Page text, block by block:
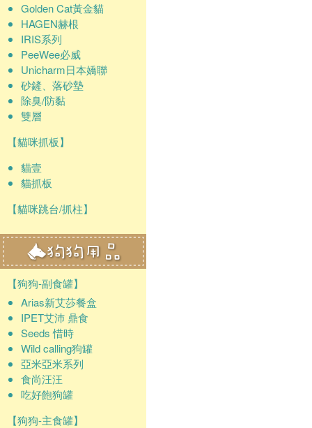
Golden Cat黃金貓
HAGEN赫根
IRIS系列
PeeWee必威
Unicharm日本嬌聯
砂鏟、落砂墊
除臭/防黏
雙層
【貓咪抓板】
貓壹
貓抓板
【貓咪跳台/抓柱】
【狗狗-副食罐】
Arias新艾莎餐盒
IPET艾沛 鼎食
Seeds 惜時
Wild calling狗罐
亞米亞米系列
食尚汪汪
吃好飽狗罐
【狗狗-主食罐】